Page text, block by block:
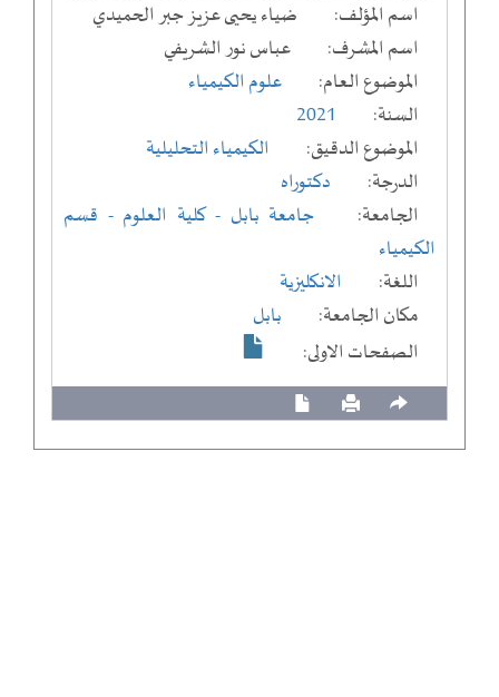
اسم المؤلف:
ضياء يحيى عزيز جبر الحميدي
اسم المشرف:
عباس نور الشريفي
الموضوع العام:
علوم الكيمياء
السنة:
2021
الموضوع الدقيق:
الكيمياء التحليلية
الدرجة:
دكتوراه
الجامعة:
جامعة بابل - كلية العلوم - قسم
الكيمياء
اللغة:
الانكليزية
مكان الجامعة:
بابل
الصفحات الاولى: